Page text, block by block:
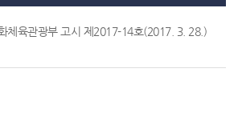
체육관광부 고시 제2017-14호(2017. 3. 28.)